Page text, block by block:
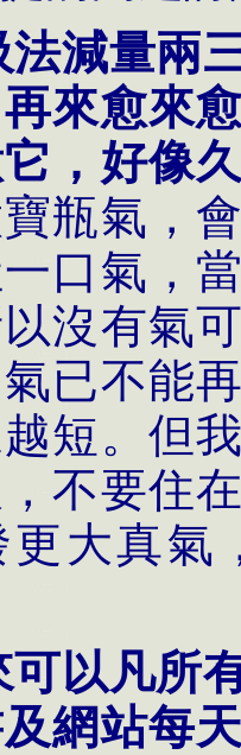
法減量兩
來愈來
，好像
瓶氣，
口氣，
沒有氣
已不能
短。但
不要住
更大真氣
可以凡所
網站每